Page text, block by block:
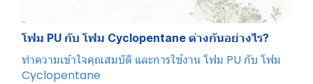
โฟม PU กับ โฟม Cyclopentane ต่างกันอย่างไร?
ทำความเข้าใจคุณสมบัติ และการใช้งาน โฟม PU กับ โฟม
Cyclopentane